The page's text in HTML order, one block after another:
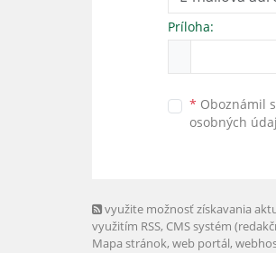
Príloha:
* Oboznámil
osobných
využite možnosť získavania
využitím RSS, CMS systém
Mapa stránok, web portál,